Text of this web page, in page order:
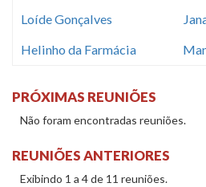
Loíde Gonçalves
Helinho da Farmácia
PRÓXIMAS REUNIÕES
Não foram encontradas reuniões.
REUNIÕES ANTERIORES
Exibindo 1 a 4 de 11 reuniões.